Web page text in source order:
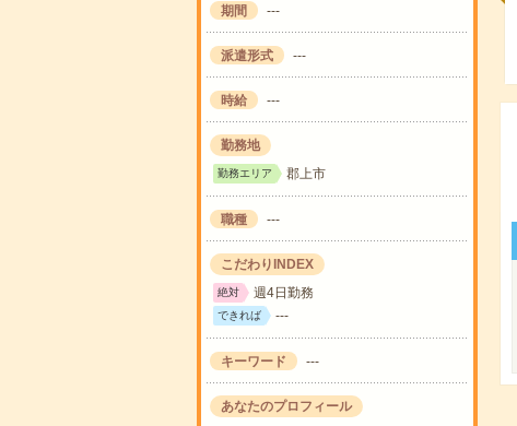
期間 ---
派遣形式 ---
時給 ---
勤務地
勤務エリア 郡上市
職種 ---
こだわりINDEX
絶対 週4日勤務
できれば ---
キーワード ---
あなたのプロフィール